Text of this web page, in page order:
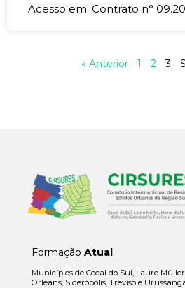
Acesso em: Contrato n°
« Anterior 1 2 3
Formação Atual:
Municípios de Cocal do Sul, Lauro
Orleans, Siderópolis, Treviso e